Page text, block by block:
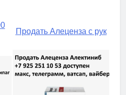
Продать Алеценза с рук